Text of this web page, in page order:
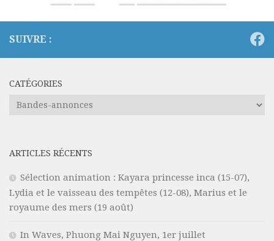
SUIVRE :
CATÉGORIES
Catégories
ARTICLES RÉCENTS
Sélection animation : Kayara princesse inca (15-07),
Lydia et le vaisseau des tempêtes (12-08), Marius et le
royaume des mers (19 août)
In Waves, Phuong Mai Nguyen, 1er juillet